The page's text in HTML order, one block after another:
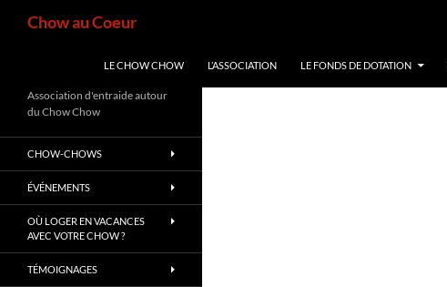
Chow au Coeur
LE CHOW CHOW L’ASSOCIATION LE FONDS DE DOTATION
Association d'entraide autour
du Chow Chow
CHOW-CHOWS
ÉVÉNEMENTS
OÙ LOGER EN VACANCES
AVEC VOTRE CHOW ?
TÉMOIGNAGES